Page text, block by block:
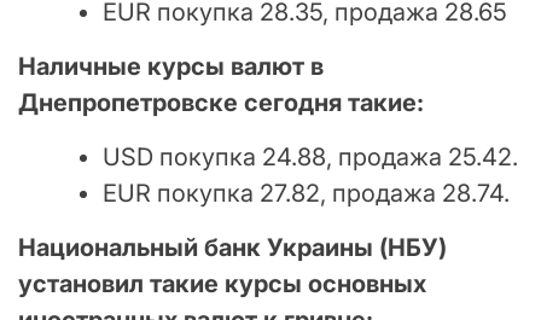
EUR покупка 28.35, продажа 28.65
Наличные курсы валют в
Днепропетровске сегодня такие:
USD покупка 24.88, продажа 25.42.
EUR покупка 27.82, продажа 28.74.
Национальный банк Украины (НБУ)
установил такие курсы основных